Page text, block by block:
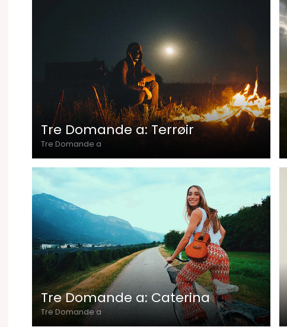
Tre Domande a: Terrøir
Tre Domande a
Tre Domande a: Caterina
Tre Domande a